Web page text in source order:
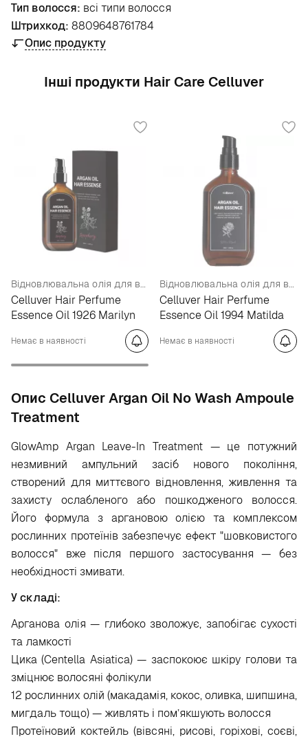
Тип волосся: всі типи волосся
Штрихкод: 8809648761784
Опис продукту
Інші продукти Hair Care Celluver
Відновлювальна олія для волосся з 10 натуральними оліями та UV-захистом 1926 Marilyn
Celluver Hair Perfume
Essence Oil 1926 Marilyn
Немає в наявності
Відновлювальна олія для волосся з 10 натуральними оліями та UV-захистом 1994 Matilda
Celluver Hair Perfume
Essence Oil 1994 Matilda
Немає в наявності
Опис Celluver Argan Oil No Wash Ampoule
Treatment
GlowAmp Argan Leave-In Treatment — це потужний
незмивний ампульний засіб нового покоління,
створений для миттєвого відновлення, живлення та
захисту ослабленого або пошкодженого волосся.
Його формула з аргановою олією та комплексом
рослинних протеїнів забезпечує ефект "шовковистого
волосся" вже після першого застосування — без
необхідності змивати.
У складі:
Арганова олія — глибоко зволожує, запобігає сухості
та ламкості
Цика (Centella Asiatica) — заспокоює шкіру голови та
зміцнює волосяні фолікули
12 рослинних олій (макадамія, кокос, оливка, шипшина,
мигдаль тощо) — живлять і пом’якшують волосся
Протеїновий коктейль (вівсяні, рисові, горіхові, соєві,